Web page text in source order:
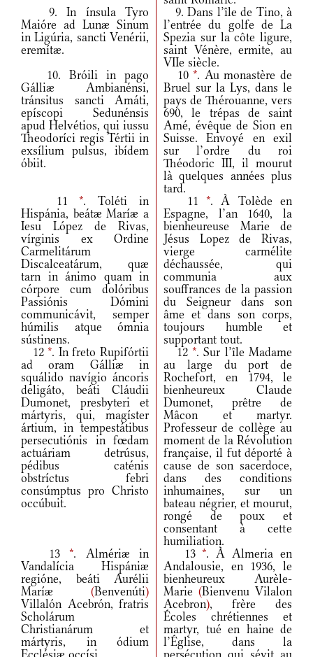
9. In ínsula Tyro
Maióre ad Lunæ Sinum
in Ligúria, sancti Venérii,
eremítæ.
9. Dans l’île de Tino, à
l’entrée du golfe de La
Spezia sur la côte ligure,
saint Vénère, ermite, au
VIIe siècle.
10. Bróili in pago
Gálliæ Ambianénsi,
tránsitus sancti Amáti,
epíscopi Sedunénsis
apud Helvétios, qui iussu
Theodoríci regis Tértii in
exsílium pulsus, ibídem
óbiit.
10*. Au monastère de
Bruel sur la Lys, dans le
pays de Thérouanne, vers
690, le trépas de saint
Amé, évêque de Sion en
Suisse. Envoyé en exil
sur l’ordre du roi
Théodoric III, il mourut
là quelques années plus
tard.
11*. Toléti in
Hispánia, beátæ Maríæ a
Iesu López de Rivas,
vírginis ex Ordine
Carmelitárum
Discalceatárum, quæ
tarn in ánimo quam in
córpore cum dolóribus
Passiónis Dómini
communicávit, semper
húmilis atque ómnia
sústinens.
11*. À Tolède en
Espagne, l’an 1640, la
bienheureuse Marie de
Jésus Lopez de Rivas,
vierge carmélite
déchaussée, qui
communia aux
souffrances de la passion
du Seigneur dans son
âme et dans son corps,
toujours humble et
supportant tout.
12*. In freto Rupifórtii
ad oram Gálliæ in
squálido navígio áncoris
deligáto, beáti Cláudii
Dumonet, presbyteri et
mártyris, qui, magíster
ártium, in tempestátibus
persecutiónis in fœdam
actuáriam detrúsus,
pédibus caténis
obstríctus febri
consúmptus pro Christo
occúbuit.
12*. Sur l’île Madame
au large du port de
Rochefort, en 1794, le
bienheureux Claude
Dumonet, prêtre de
Mâcon et martyr.
Professeur de collège au
moment de la Révolution
française, il fut déporté à
cause de son sacerdoce,
dans des conditions
inhumaines, sur un
bateau négrier, et mourut,
rongé de poux et
consentant à cette
humiliation.
13*. Almériæ in
Vandalícia Hispániæ
regióne, beáti Aurélii
Maríæ (Benvenúti)
Villalón Acebrón, fratris
Scholárum
Christianárum et
mártyris, in ódium
13*. À Almeria en
Andalousie, en 1936, le
bienheureux Aurèle-
Marie (Bienvenu Vilalon
Acebron), frère des
Écoles chrétiennes et
martyr, tué en haine de
l’Église, dans la